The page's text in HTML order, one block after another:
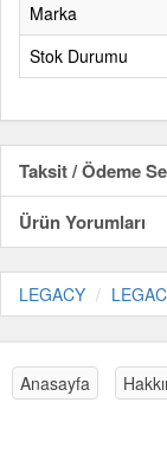
Marka
Stok Durumu
Taksit / Ödeme
Ürün Yorumları
LEGACY
Anasayfa